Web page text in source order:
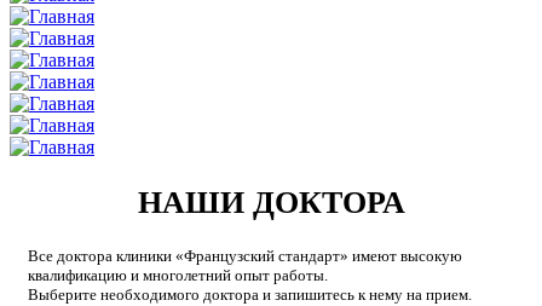
НАШИ ДОКТОРА
Все доктора клиники «Французский стандарт» имеют высокую
квалификацию и многолетний опыт работы.
Выберите необходимого доктора и запишитесь к нему на прием.